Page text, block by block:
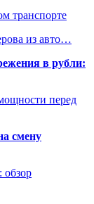
транспорте
из авто…
в рубли:
перед
смену
обзор